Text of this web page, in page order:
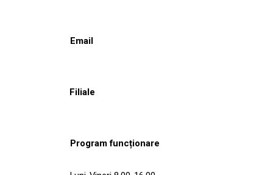
Email
Filiale
Program funcționare